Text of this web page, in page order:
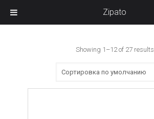
Showing 1–12 of 27 results
Zipato